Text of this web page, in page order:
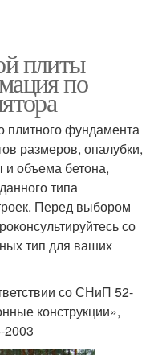
плиты
по
плитного фундамента
размеров, опалубки,
и объема бетона,
типа
Перед выбором
со
тип для ваших
со СНиП 52-
конструкции»,